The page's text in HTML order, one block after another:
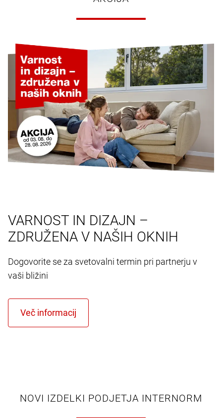
VARNOST IN DIZAJN –
ZDRUŽENA V NAŠIH OKNIH
Dogovorite se za svetovalni termin pri partnerju v
vaši bližini
NOVI IZDELKI PODJETJA INTERNORM